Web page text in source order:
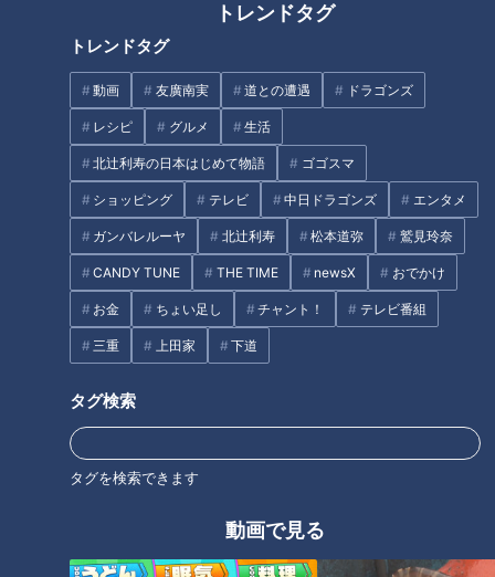
トレンドタグ
トレンドタグ
動画 友廣南実 道との遭遇 ドラゴンズ
レシピ グルメ 生活
北辻利寿の日本はじめて物語 ゴゴスマ
ショッピング テレビ 中日ドラゴンズ エンタメ
ガンバレルーヤ 北辻利寿 松本道弥 鷲見玲奈
CANDY TUNE THE TIME newsX おでかけ
お金 ちょい足し チャント！ テレビ番組
三重 上田家 下道
タグ検索
タグを検索できます
動画で見る
ＣＢＣ中村彩賀アナが明か
す、アポなしロケ「10000
歩お宝さがし」の舞台裏
RadiChubu（ラジチュー
ブ）
アナののびしろ
2026/06/23 06:05
アナ出演 なるほど
の誕生日に友人たちが贈っ
たサプライズ
RadiChubu（ラジチュー
2026/06/16 06:05
アナ出演 なるほど
ＣＢＣ友廣南実アナ、女優
デビュー？ウキウキの撮影
現場で起きた誤算
RadiChubu（ラジチュー
ブ）
アナ出演 なるほど
り復活の甲子園ジェット風